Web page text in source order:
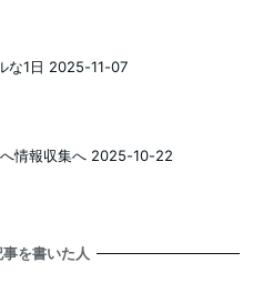
な1日 2025-11-07
情報収集へ 2025-10-22
を書いた人